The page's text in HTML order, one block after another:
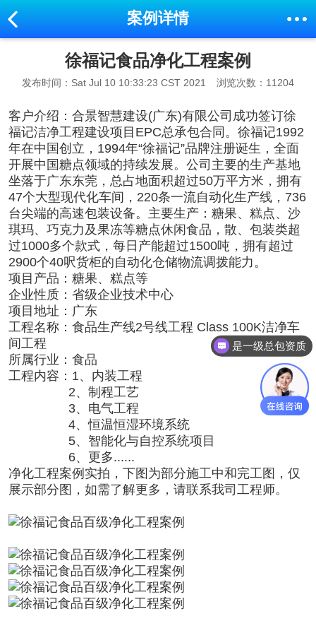
案例详情
徐福记食品净化工程案例
发布时间：Sat Jul 10 10:33:23 CST 2021 浏览次数：11204
客户介绍： 合景智慧建设(广东)有限公司成功签订徐
福记洁净工程建设项目EPC总承包合同。徐福记1992
年在中国创立，1994年“徐福记”品牌注册诞生，全面
开展中国糖点领域的持续发展。公司主要的生产基地
坐落于广东东莞，总占地面积超过50万平方米，拥有
47个大型现代化车间，220条一流自动化生产线，736
台尖端的高速包装设备。主要生产：糖果、糕点、沙
琪玛、巧克力及果冻等糖点休闲食品，散、包装类超
过1000多个款式，每日产能超过1500吨，拥有超过
2900个40呎货柜的自动化仓储物流调拨能力。
项目产品 ： 糖果、糕点等
企业性质： 省级企业技术中心
项目地址 ：广东
工程名称： 食品生产线2号线工程 Class 100K洁净车
间工程
所属行业 ：食品
工程内容 ：1、内装工程
2、制程工艺
3、电气工程
4、恒温恒湿环境系统
5、智能化与自控系统项目
6、更多......
净化工程案例实拍，下图为部分施工中和完工图，仅
展示部分图，如需了解更多，请联系我司工程师。
是一级总包资质